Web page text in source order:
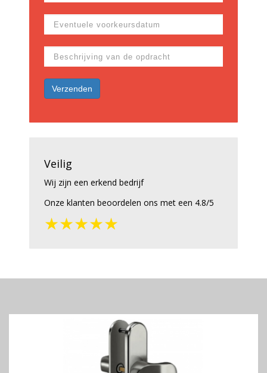
Veilig
Wij zijn een erkend bedrijf
Onze klanten beoordelen ons met een 4.8/5
★★★★★